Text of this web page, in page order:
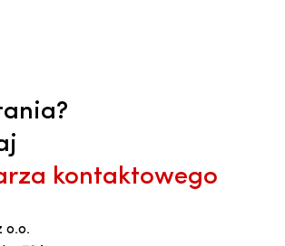
kontaktowego
o.o.